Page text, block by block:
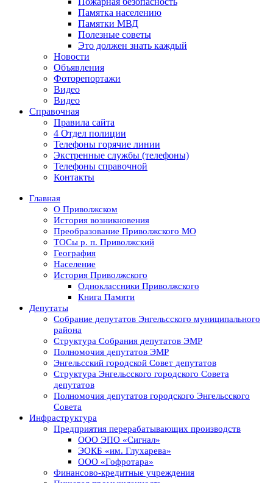
Памятка населению
Памятки МВД
Полезные советы
Это должен знать каждый
Новости
Объявления
Фоторепортажи
Видео
Видео
Справочная
Правила сайта
4 Отдел полиции
Телефоны горячие линии
Экстренные службы (телефоны)
Телефоны справочной
Контакты
Главная
О Приволжском
История возникновения
Преобразование Приволжского МО
ТОСы р. п. Приволжский
География
Население
История Приволжского
Одноклассники Приволжского
Книга Памяти
Депутаты
Собрание депутатов Энгельсского муниципального
района
Структура Собрания депутатов ЭМР
Полномочия депутатов ЭМР
Энгельсский городской Совет депутатов
Структура Энгельсского городского Совета
депутатов
Полномочия депутатов городского Энгельсского
Совета
Инфраструктура
Предприятия перерабатывающих производств
ООО ЭПО «Сигнал»
ЭОКБ «им. Глухарева»
ООО «Гофротара»
Финансово-кредитные учреждения